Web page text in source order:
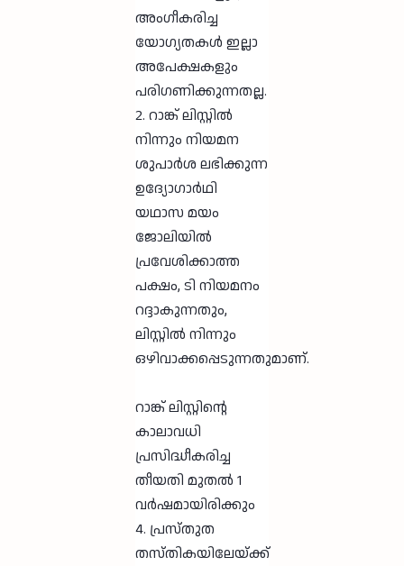
അംഗീകരിച്ച
യോഗ്യതകൾ ഇല്ലാ
അപേക്ഷകളും
പരിഗണിക്കുന്നതല്ല.
2. റാങ്ക് ലിസ്റ്റിൽ
നിന്നും നിയമന
ശുപാർശ ലഭിക്കുന്ന
ഉദ്യോഗാർഥി
യഥാസ മയം
ജോലിയിൽ
പ്രവേശിക്കാത്ത
പക്ഷം, ടി നിയമനം
റദ്ദാകുന്നതും,
ലിസ്റ്റിൽ നിന്നും
ഒഴിവാക്കപ്പെടുന്നതുമാണ്.
റാങ്ക് ലിസ്റ്റിന്റെ
കാലാവധി
പ്രസിദ്ധീകരിച്ച
തീയതി മുതൽ 1
വർഷമായിരിക്കും
4. പ്രസ്തുത
തസ്തികയിലേയ്ക്ക്